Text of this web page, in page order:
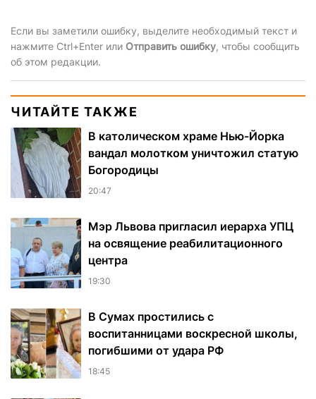
Если вы заметили ошибку, выделите необходимый текст и
нажмите Ctrl+Enter или Отправить ошибку, чтобы сообщить
об этом редакции.
ЧИТАЙТЕ ТАКЖЕ
В католическом храме Нью-Йорка
вандал молотком уничтожил статую
Богородицы
20:47
Мэр Львова пригласил иерарха УПЦ
на освящение реабилитационного
центра
19:30
В Сумах простились с
воспитанницами воскресной школы,
погибшими от удара РФ
18:45